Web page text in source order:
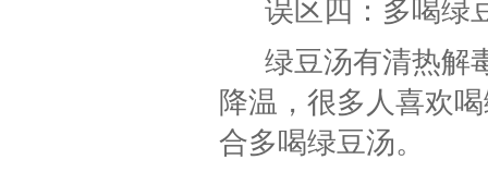
误区四：多喝绿
绿豆汤有清热解
降温，很多人喜欢
合多喝绿豆汤。